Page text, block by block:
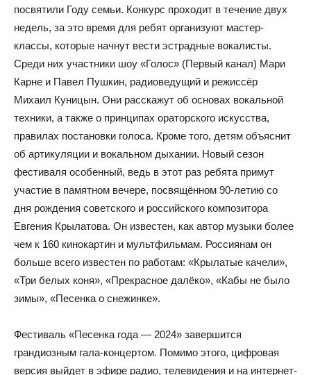
посвятили Году семьи. Конкурс проходит в течение двух
недель, за это время для ребят организуют мастер-
классы, которые начнут вести эстрадные вокалисты.
Среди них участники шоу «Голос» (Первый канал) Мари
Карне и Павел Пушкин, радиоведущий и режиссёр
Михаил Куницын. Они расскажут об основах вокальной
техники, а также о принципах ораторского искусства,
правилах постановки голоса. Кроме того, детям объяснит
об артикуляции и вокальном дыхании. Новый сезон
фестиваля особенный, ведь в этот раз ребята примут
участие в памятном вечере, посвящённом 90-летию со
дня рождения советского и российского композитора
Евгения Крылатова. Он известен, как автор музыки более
чем к 160 кинокартин и мультфильмам. Россиянам он
больше всего известен по работам: «Крылатые качели»,
«Три белых коня», «Прекрасное далёко», «Кабы не было
зимы», «Песенка о снежинке».
Фестиваль «Песенка года — 2024» завершится
грандиозным гала-концертом. Помимо этого, цифровая
версия выйдет в эфире радио, телевидения и на интернет-